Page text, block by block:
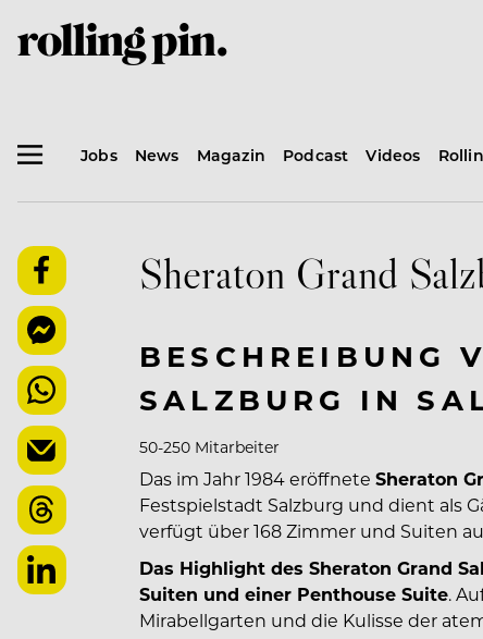
Jobs News Magazin Podcast Videos
Sheraton Grand
BESCHREIBUNG
SALZBURG IN
50-250 Mitarbeiter
Das im Jahr 1984 eröffnete Sheraton
Festspielstadt Salzburg und dient als
verfügt über 168 Zimmer und Suiten
Das Highlight des Sheraton Grand
Suiten und einer Penthouse Suite.
Mirabellgarten und die Kulisse der